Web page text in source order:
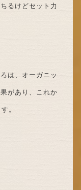
るけどセット力
は、オーガニッ
があり、これか
。